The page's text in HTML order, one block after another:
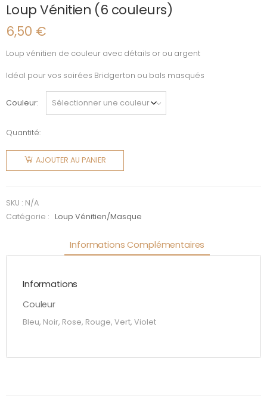
Loup Vénitien (6 couleurs)
6,50 €
Loup vénitien de couleur avec détails or ou argent
Idéal pour vos soirées Bridgerton ou bals masqués
Couleur
Quantité:
quantité
de Loup
Vénitien
couleurs)
AJOUTER AU PANIER
SKU : N/A
Catégorie :
Loup Vénitien/Masque
Informations Complémentaires
Informations
Couleur
Bleu, Noir, Rose, Rouge, Vert, Violet